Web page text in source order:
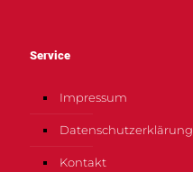
Service
Impressum
Datenschutzerklärung
Kontakt